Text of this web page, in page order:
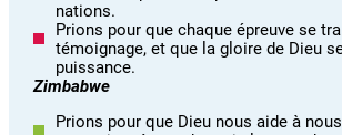
nations.
Prions pour que chaque épreuve se
témoignage, et que la gloire de Dieu
puissance.
Zimbabwe
Prions pour que Dieu nous aide à